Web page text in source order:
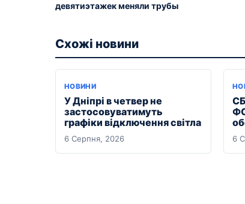
девятиэтажек меняли трубы
Схожі новини
НОВИНИ
У Дніпрі в четвер не
застосовуватимуть
графіки відключення світла
6 Серпня, 2026 6